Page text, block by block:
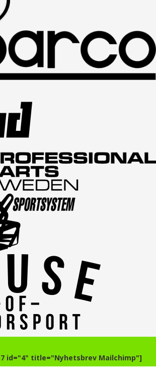
id="4" title="Nyhetsbrev Mailchimp"]